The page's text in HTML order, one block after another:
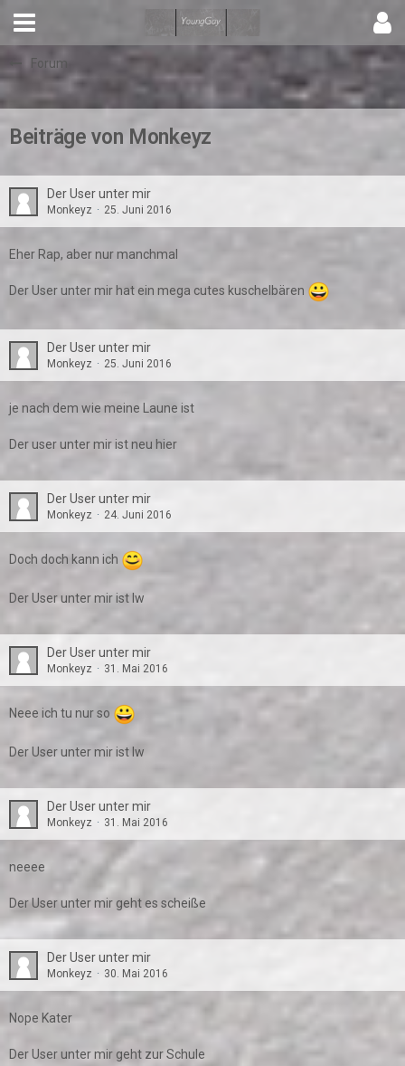
Forum
Beiträge von Monkeyz
Der User unter mir
Monkeyz 25. Juni 2016
Eher Rap, aber nur manchmal
Der User unter mir hat ein mega cutes kuschelbären
Der User unter mir
Monkeyz 25. Juni 2016
je nach dem wie meine Laune ist
Der user unter mir ist neu hier
Der User unter mir
Monkeyz 24. Juni 2016
Doch doch kann ich
Der User unter mir ist lw
Der User unter mir
Monkeyz 31. Mai 2016
Neee ich tu nur so
Der User unter mir ist lw
Der User unter mir
Monkeyz 31. Mai 2016
neeee
Der User unter mir geht es scheiße
Der User unter mir
Monkeyz 30. Mai 2016
Nope Kater
Der User unter mir geht zur Schule